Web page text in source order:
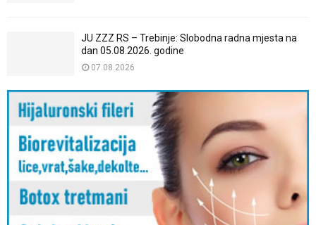
JU ZZZ RS – Trebinje: Slobodna radna mjesta na
dan 05.08.2026. godine
07.08.2026